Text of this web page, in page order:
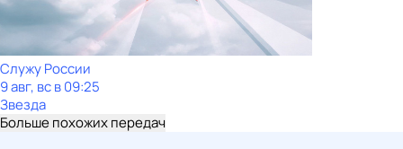
Служу Рoсcии
9 авг, вс в 09:25
Звезда
Больше похожих передач